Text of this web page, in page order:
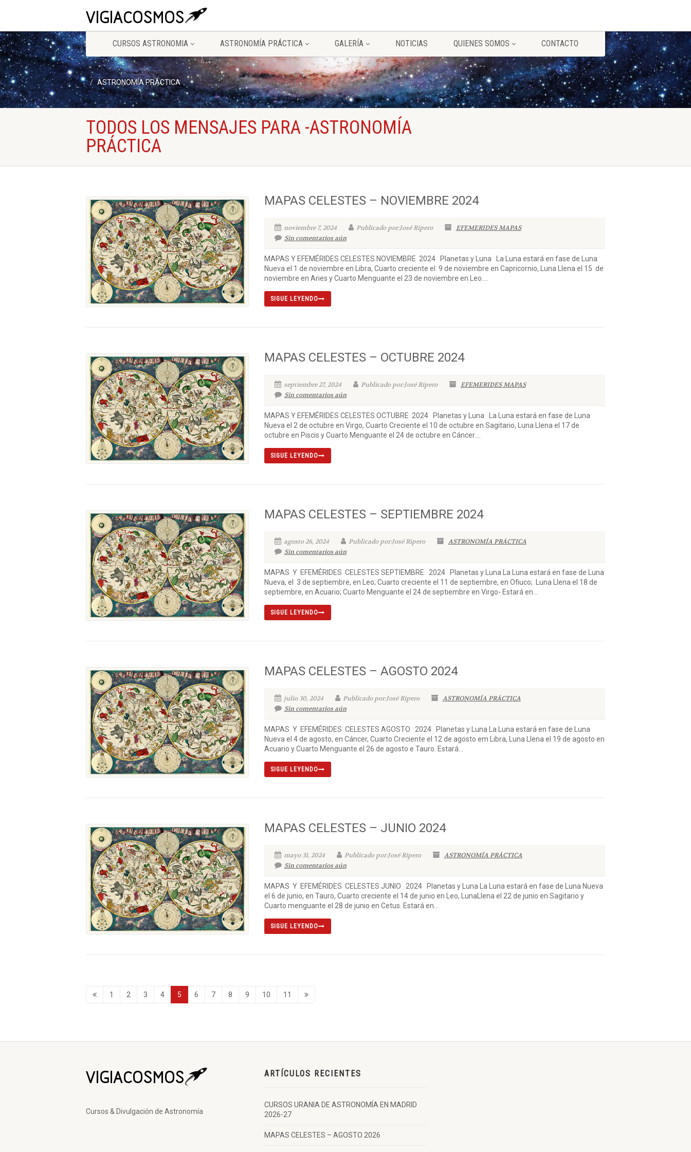
CURSOS ASTRONOMIA ASTRONOMÍA PRÁCTICA GALERÍA NOTICIAS QUIENES SOMOS CONTACTO
ASTRONOMÍA PRÁCTICA
TODOS LOS MENSAJES PARA -ASTRONOMÍA
PRÁCTICA
MAPAS CELESTES – NOVIEMBRE 2024
noviembre 7, 2024 Publicado por:José Ripero
EFEMERIDES MAPAS
Sin comentarios aún
MAPAS Y EFEMÉRIDES CELESTES NOVIEMBRE 2024 Planetas y Luna La Luna estará en fase de Luna
Nueva el 1 de noviembre en Libra, Cuarto creciente el 9 de noviembre en Capricornio, Luna Llena el 15 de
noviembre en Aries y Cuarto Menguante el 23 de noviembre en Leo....
SIGUE LEYENDO
MAPAS CELESTES – OCTUBRE 2024
septiembre 27, 2024 Publicado por:José Ripero
EFEMERIDES MAPAS
Sin comentarios aún
MAPAS Y EFEMÉRIDES CELESTES OCTUBRE 2024 Planetas y Luna La Luna estará en fase de Luna
Nueva el 2 de octubre en Virgo, Cuarto Creciente el 10 de octubre en Sagitario, Luna Llena el 17 de
octubre en Piscis y Cuarto Menguante el 24 de octubre en Cáncer....
SIGUE LEYENDO
MAPAS CELESTES – SEPTIEMBRE 2024
agosto 26, 2024 Publicado por:José Ripero
ASTRONOMÍA PRÁCTICA
Sin comentarios aún
MAPAS Y EFEMÉRIDES CELESTES SEPTIEMBRE 2024 Planetas y Luna La Luna estará en fase de Luna
Nueva, el 3 de septiembre, en Leo; Cuarto creciente el 11 de septiembre, en Ofiuco; Luna Llena el 18 de
septiembre, en Acuario; Cuarto Menguante el 24 de septiembre en Virgo- Estará en...
SIGUE LEYENDO
MAPAS CELESTES – AGOSTO 2024
julio 30, 2024 Publicado por:José Ripero
ASTRONOMÍA PRÁCTICA
Sin comentarios aún
MAPAS Y EFEMÉRIDES CELESTES AGOSTO 2024 Planetas y Luna La Luna estará en fase de Luna
Nueva el 4 de agosto, en Cáncer, Cuarto Creciente el 12 de agosto em Libra, Luna Llena el 19 de agosto en
Acuario y Cuarto Menguante el 26 de agosto e Tauro. Estará...
SIGUE LEYENDO
MAPAS CELESTES – JUNIO 2024
mayo 31, 2024 Publicado por:José Ripero
ASTRONOMÍA PRÁCTICA
Sin comentarios aún
MAPAS Y EFEMÉRIDES CELESTES JUNIO 2024 Planetas y Luna La Luna estará en fase de Luna Nueva
el 6 de junio, en Tauro, Cuarto creciente el 14 de junio en Leo, LunaLlena el 22 de junio en Sagitario y
Cuarto menguante el 28 de junio en Cetus. Estará en...
SIGUE LEYENDO
1 2 3 4 5 6 7 8 9 10 11
Cursos & Divulgación de Astronomía
ARTÍCULOS RECIENTES
CURSOS URANIA DE ASTRONOMÍA EN MADRID
2026-27
MAPAS CELESTES – AGOSTO 2026